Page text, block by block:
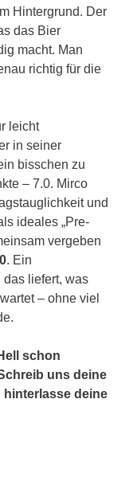
Hintergrund. Der
das Bier
macht. Man
richtig für die
leicht
in seiner
bisschen zu
– 7.0. Mirco
und
ideales „Pre-
vergeben
. Ein
liefert, was
– ohne viel
schon
uns deine
hinterlasse deine